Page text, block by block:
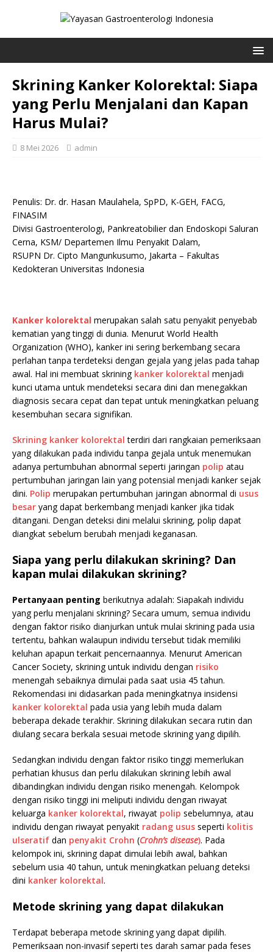
Skrining Kanker Kolorektal: Siapa
yang Perlu Menjalani dan Kapan
Harus Mulai?
8 Mei 2026 admin
Penulis: Dr. dr. Hasan Maulahela, SpPD, K-GEH, FACG,
FINASIM
Divisi Gastroenterologi, Pankreatobilier dan Endoskopi Saluran
Cerna, KSM/ Departemen Ilmu Penyakit Dalam,
RSUPN Dr. Cipto Mangunkusumo, Jakarta – Fakultas
Kedokteran Universitas Indonesia
Kanker kolorektal merupakan salah satu penyakit penyebab
kematian yang tinggi di dunia. Menurut World Health
Organization (WHO), kanker ini sering berkembang secara
perlahan tanpa terdeteksi dengan gejala yang jelas pada tahap
awal. Hal ini membuat skrining kanker kolorektal menjadi
kunci utama untuk mendeteksi secara dini dan menegakkan
diagnosis secara cepat dan tepat untuk meningkatkan peluang
kesembuhan secara signifikan.
Skrining kanker kolorektal terdiri dari rangkaian pemeriksaan
yang dilakukan pada individu tanpa gejala untuk menemukan
adanya pertumbuhan abnormal seperti jaringan polip atau
pertumbuhan jaringan lain yang potensial menjadi kanker sejak
dini. Polip merupakan pertumbuhan jaringan abnormal di usus
besar yang dapat berkembang menjadi kanker jika tidak
ditangani. Dengan deteksi dini melalui skrining, polip dapat
diangkat sebelum berubah menjadi keganasan.
Siapa yang perlu dilakukan skrining? Dan
kapan mulai dilakukan skrining?
Pertanyaan penting berikutnya adalah: Siapakah individu
yang perlu menjalani skrining? Secara umum, semua individu
dengan faktor risiko dianjurkan untuk mulai skrining pada usia
tertentu, bahkan walaupun individu tersebut tidak memiliki
keluhan apapun terkait pencernaannya. Menurut American
Cancer Society, skrining untuk individu dengan risiko
menengah sebaiknya dimulai pada saat usia 45 tahun.
Rekomendasi ini didasarkan pada meningkatnya insidensi
kanker kolorektal pada usia yang lebih muda dalam
beberapa dekade terakhir. Skrining dilakukan secara rutin dan
diulang secara berkala sesuai metode skrining yang dipilih.
Sedangkan individu dengan faktor risiko tinggi memerlukan
perhatian khusus dan perlu dilakukan skrining lebih awal
dibandingkan individu dengan risiko menengah. Kelompok
dengan risiko tinggi ini meliputi individu dengan riwayat
keluarga kanker kolorektal, riwayat polip sebelumnya, atau
individu dengan riwayat penyakit radang usus seperti kolitis
ulseratif dan penyakit Crohn (Crohn’s disease). Pada
kelompok ini, skrining dapat dimulai lebih awal, bahkan
sebelum usia 40 tahun, untuk meningkatkan peluang deteksi
dini kanker kolorektal.
Metode skrining yang dapat dilakukan
Terdapat beberapa metode skrining yang dapat dipilih.
Pemeriksaan non-invasif seperti tes darah samar pada feses